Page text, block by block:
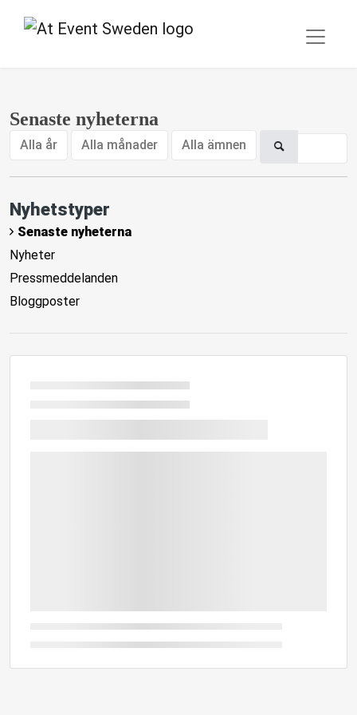
Senaste nyheterna
Alla år Alla månader Alla ämnen
Nyhetstyper
Senaste nyheterna
Nyheter
Pressmeddelanden
Bloggposter